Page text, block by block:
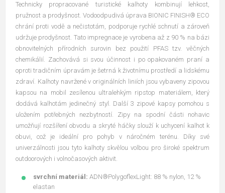
Technicky propracované turistické kalhoty kombinují lehkost,
pružnost a prodyšnost. Vodoodpudivá úprava BIONIC FINISH® ECO
chrání proti vodě a nečistotám, podporuje rychlé schnutí a zároveň
udržuje prodyšnost. Tato impregnace je vyrobena až z 90 % na bázi
obnovitelných přírodních surovin bez použití PFAS tzv. věčných
chemikálií. Zachovává si svou účinnost i po opakovaném praní a
oproti tradičním úpravám je šetrná k životnímu prostředí a lidskému
zdraví. Kalhoty navržené v originálních liniích jsou vybaveny zipovou
kapsou na mobil zesílenou ultralehkým ripstop materiálem, který
dodává kalhotám jedinečný styl. Další 3 zipové kapsy pomohou s
uložením potřebných nezbytností. Zipy na spodní části nohavic
umožňují rozšíření obvodu a skryté háčky slouží k uchycení kalhot k
obuvi, což je ideální pro pohyb v náročném terénu. Díky své
univerzálnosti jsou tyto kalhoty skvělou volbou pro široké spektrum
outdoorových i volnočasových aktivit.
svrchní materiál: ADN®PolygoflexLight: 88 % nylon, 12 %
elastan